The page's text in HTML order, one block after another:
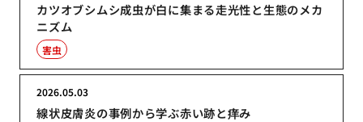
カツオブシムシ成虫が白に集まる走光性と生態のメカ
ニズム
害虫
線状皮膚炎の事例から学ぶ赤い跡と痒み
2026.05.03